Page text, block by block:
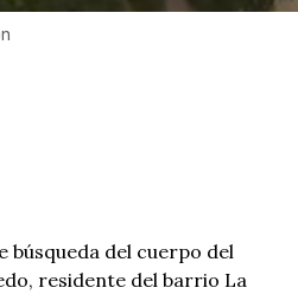
del cuerpo del
residente del barrio La